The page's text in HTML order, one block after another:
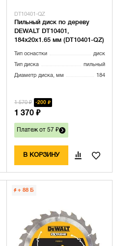
DT10401-QZ
Пильный диск по дереву
DEWALT DT10401,
184х20х1.65 мм (DT10401-QZ)
Тип оснастки диск
Тип диска пильный
Диаметр диска, мм 184
1 570 ₽ 200 ₽
1 370 ₽
Платеж от 57 ₽
В КОРЗИНУ
+ 88 Б